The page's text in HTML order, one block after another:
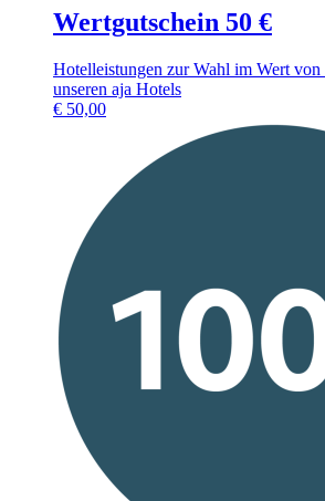
Wertgutschein 50 €
Hotelleistungen zur Wahl im Wert
unseren aja Hotels
€ 50,00